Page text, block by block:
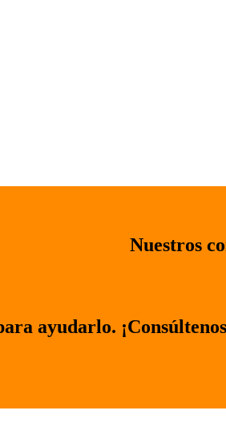
Nuestros
ayudarlo.